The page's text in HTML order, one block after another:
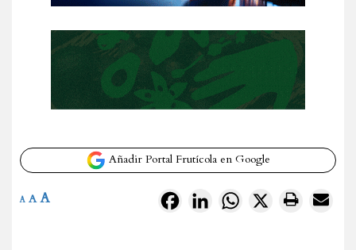
Añadir Portal Frutícola en Google
FacebookLinkedInWhatsApp
X
A A A